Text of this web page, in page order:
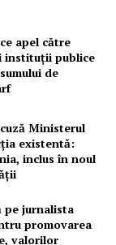
apel către
instituții publice
de
Ministerul
existentă:
inclus în noul
pe jurnalista
promovarea
valorilor